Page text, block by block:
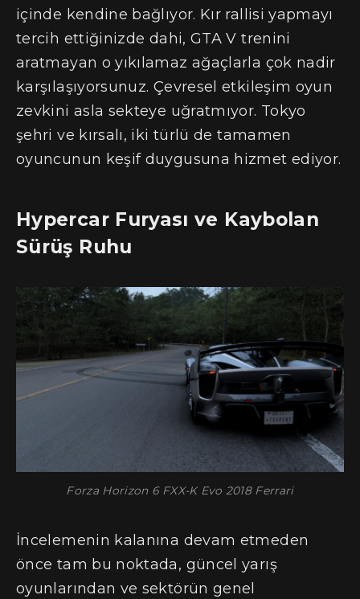
içinde kendine bağlıyor. Kır rallisi yapmayı
tercih ettiğinizde dahi, GTA V trenini
aratmayan o yıkılamaz ağaçlarla çok nadir
karşılaşıyorsunuz. Çevresel etkileşim oyun
zevkini asla sekteye uğratmıyor. Tokyo
şehri ve kırsalı, iki türlü de tamamen
oyuncunun keşif duygusuna hizmet ediyor.
Hypercar Furyası ve Kaybolan
Sürüş Ruhu
Forza Horizon 6 FXX-K Evo 2018 Ferrari
İncelemenin kalanına devam etmeden
önce tam bu noktada, güncel yarış
oyunlarından ve sektörün genel